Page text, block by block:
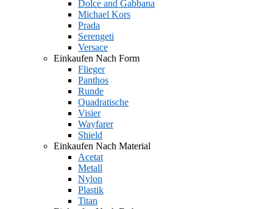
Dolce and Gabbana
Michael Kors
Prada
Serengeti
Versace
Einkaufen Nach Form
Flieger
Panthos
Runde
Quadratische
Visier
Wayfarer
Shield
Einkaufen Nach Material
Acetat
Metall
Nylon
Plastik
Titan